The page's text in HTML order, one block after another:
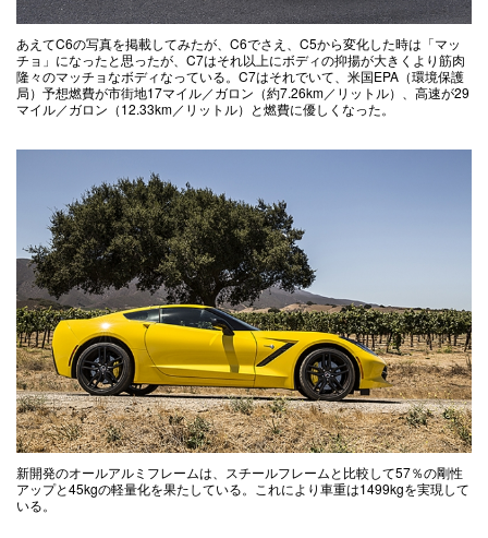
あえてC6の写真を掲載してみたが、C6でさえ、C5から変化した時は「マッ
チョ」になったと思ったが、C7はそれ以上にボディの抑揚が大きくより筋肉
隆々のマッチョなボディなっている。C7はそれでいて、米国EPA（環境保護
局）予想燃費が市街地17マイル／ガロン（約7.26km／リットル）、高速が29
マイル／ガロン（12.33km／リットル）と燃費に優しくなった。
新開発のオールアルミフレームは、スチールフレームと比較して57％の剛性
アップと45kgの軽量化を果たしている。これにより車重は1499kgを実現して
いる。